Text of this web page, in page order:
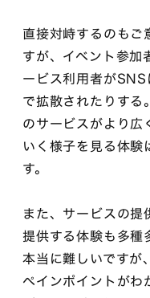
直接対峙するのもご
すが、イベント参加
ービス利用者が
で拡散されたりす
のサービスがより広
いく様子を見る体
す。
また、サービスの提
提供する体験も多種
本当に難しいですが
ペインポイントがわ